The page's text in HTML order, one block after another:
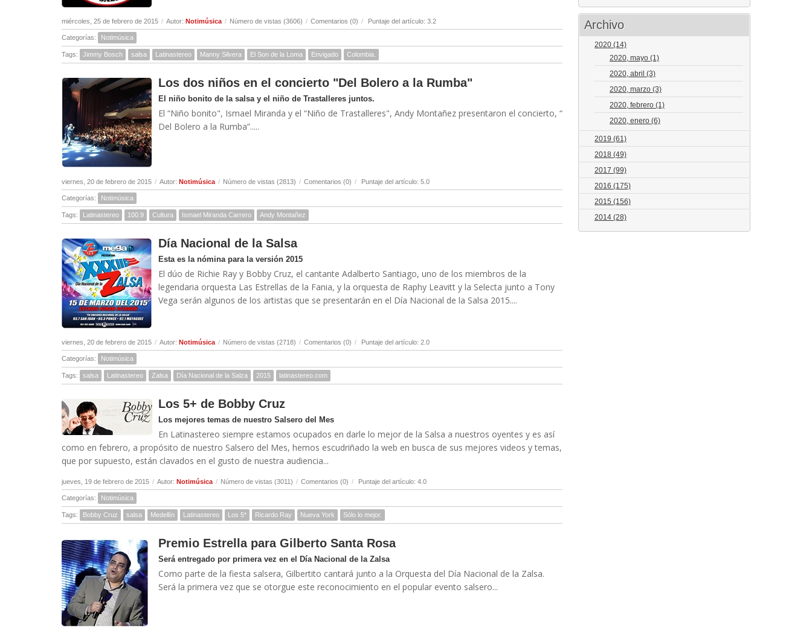
miércoles, 25 de febrero de 2015 / Autor: Notimúsica / Número de vistas (3606) / Comentarios (0) / Puntaje del artículo: 3.2
Categorías: Notimúsica
Tags: Jimmy Bosch salsa Latinastereo Manny Silvera El Son de la Loma Envigado Colombia.
Los dos niños en el concierto "Del Bolero a la Rumba"
El niño bonito de la salsa y el niño de Trastalleres juntos.
El “Niño bonito", Ismael Miranda y el “Niño de Trastalleres", Andy Montañez presentaron el concierto, “
Del Bolero a la Rumba”.....
viernes, 20 de febrero de 2015 / Autor: Notimúsica / Número de vistas (2813) / Comentarios (0) / Puntaje del artículo: 5.0
Categorías: Notimúsica
Tags: Latinastereo 100.9 Cultura Ismael Miranda Carrero Andy Montañez
Día Nacional de la Salsa
Esta es la nómina para la versión 2015
El dúo de Richie Ray y Bobby Cruz, el cantante Adalberto Santiago, uno de los miembros de la
legendaria orquesta Las Estrellas de la Fania, y la orquesta de Raphy Leavitt y la Selecta junto a Tony
Vega serán algunos de los artistas que se presentarán en el Día Nacional de la Salsa 2015....
viernes, 20 de febrero de 2015 / Autor: Notimúsica / Número de vistas (2718) / Comentarios (0) / Puntaje del artículo: 2.0
Categorías: Notimúsica
Tags: salsa Latinastereo Zalsa Día Nacional de la Salza 2015 latinastereo.com
Los 5+ de Bobby Cruz
Los mejores temas de nuestro Salsero del Mes
En Latinastereo siempre estamos ocupados en darle lo mejor de la Salsa a nuestros oyentes y es así
como en febrero, a propósito de nuestro Salsero del Mes, hemos escudriñado la web en busca de sus mejores videos y temas,
que por supuesto, están clavados en el gusto de nuestra audiencia...
jueves, 19 de febrero de 2015 / Autor: Notimúsica / Número de vistas (3011) / Comentarios (0) / Puntaje del artículo: 4.0
Categorías: Notimúsica
Tags: Bobby Cruz salsa Medellín Latinastereo Los 5* Ricardo Ray Nueva York Sólo lo mejor.
Premio Estrella para Gilberto Santa Rosa
Será entregado por primera vez en el Día Nacional de la Zalsa
Como parte de la fiesta salsera, Gilbertito cantará junto a la Orquesta del Día Nacional de la Zalsa.
Será la primera vez que se otorgue este reconocimiento en el popular evento salsero...
Archivo
2020 (14)
2020, mayo (1)
2020, abril (3)
2020, marzo (3)
2020, febrero (1)
2020, enero (6)
2019 (61)
2018 (49)
2017 (99)
2016 (175)
2015 (156)
2014 (28)